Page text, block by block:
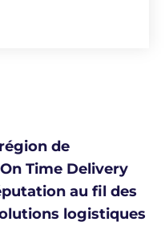
de
Time Delivery
au fil des
logistiques